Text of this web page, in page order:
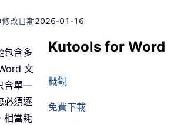
修改日期2026-01-16
Kutools for Word
概觀
免費下載
包含多
文
含單一
必須逐
相當耗